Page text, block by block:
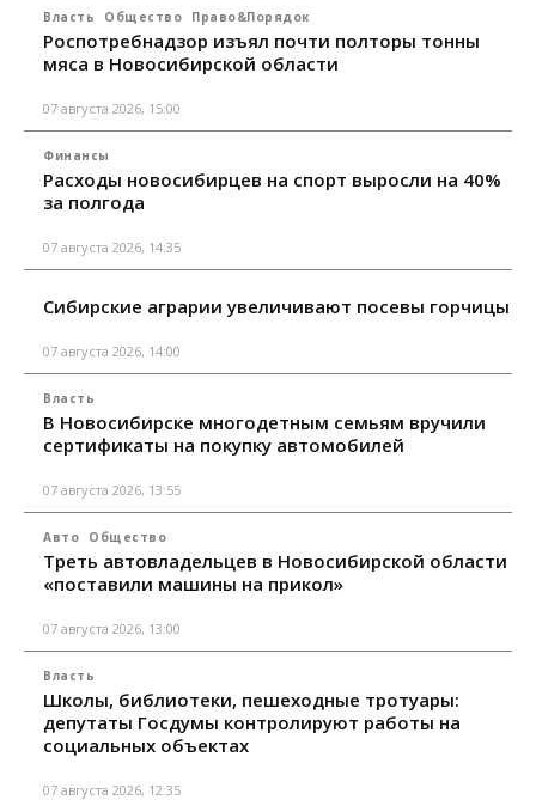
Власть Общество Право&Порядок
Роспотребнадзор изъял почти полторы тонны
мяса в Новосибирской области
07 августа 2026, 15:00
Финансы
Расходы новосибирцев на спорт выросли на 40%
за полгода
07 августа 2026, 14:35
Сибирские аграрии увеличивают посевы горчицы
07 августа 2026, 14:00
Власть
В Новосибирске многодетным семьям вручили
сертификаты на покупку автомобилей
07 августа 2026, 13:55
Авто Общество
Треть автовладельцев в Новосибирской области
«поставили машины на прикол»
07 августа 2026, 13:00
Власть
Школы, библиотеки, пешеходные тротуары:
депутаты Госдумы контролируют работы на
социальных объектах
07 августа 2026, 12:35